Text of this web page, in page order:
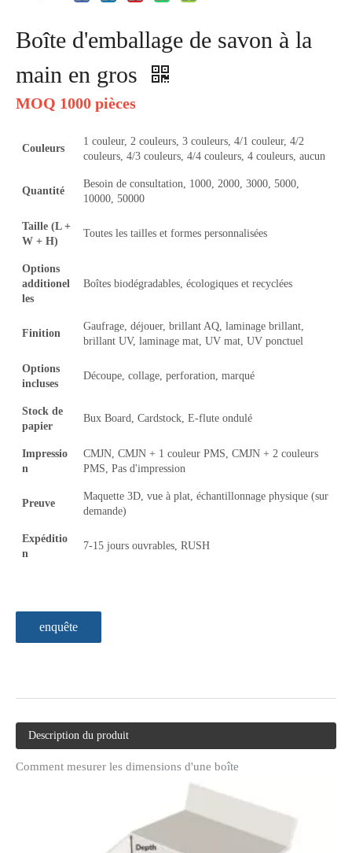
Boîte d'emballage de savon à la
main en gros
MOQ 1000 pièces
Couleurs
1 couleur, 2 couleurs, 3 couleurs, 4/1 couleur, 4/2
couleurs, 4/3 couleurs, 4/4 couleurs, 4 couleurs, aucun
Quantité
Besoin de consultation, 1000, 2000, 3000, 5000,
10000, 50000
Taille (L +
W + H)
Toutes les tailles et formes personnalisées
Options
additionel
les
Boîtes biodégradables, écologiques et recyclées
Finition
Gaufrage, déjouer, brillant AQ, laminage brillant,
brillant UV, laminage mat, UV mat, UV ponctuel
Options
incluses
Découpe, collage, perforation, marqué
Stock de
papier
Bux Board, Cardstock, E-flute ondulé
Impressio
n
CMJN, CMJN + 1 couleur PMS, CMJN + 2 couleurs
PMS, Pas d'impression
Preuve
Maquette 3D, vue à plat, échantillonnage physique (sur
demande)
Expéditio
n
7-15 jours ouvrables, RUSH
enquête
Description du produit
Comment mesurer les dimensions d'une boîte